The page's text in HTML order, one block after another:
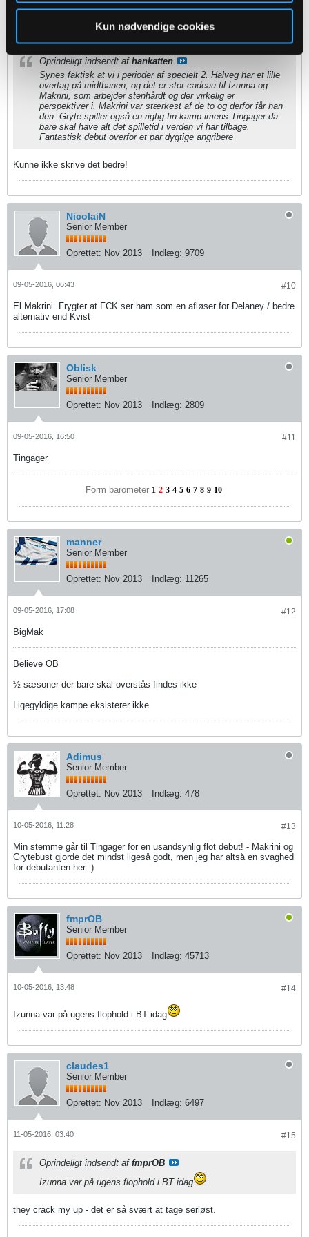
Kun nødvendige cookies
Oprindeligt indsendt af hankatten
Synes faktisk at vi i perioder af specielt 2. Halveg har et lille
overtag på midtbanen, og det er stor cadeau til Izunna og
Makrini, som arbejder stenhårdt og der virkelig er
perspektiver i. Makrini var stærkest af de to og derfor får han
den. Gryte spiller også en rigtig fin kamp imens Tingager da
bare skal have alt det spilletid i verden vi har tilbage.
Fantastisk debut overfor et par dygtige angribere
Kunne ikke skrive det bedre!
NicolaiN
Senior Member
Oprettet: Nov 2013 Indlæg: 9709
#10
09-05-2016, 06:43
El Makrini. Frygter at FCK ser ham som en afløser for Delaney / bedre
alternativ end Kvist
Oblisk
Senior Member
Oprettet: Nov 2013 Indlæg: 2809
#11
09-05-2016, 16:50
Tingager
Form barometer 1-2-3-4-5-6-7-8-9-10
manner
Senior Member
Oprettet: Nov 2013 Indlæg: 11265
#12
09-05-2016, 17:08
BigMak
Believe OB
½ sæsoner der bare skal overstås findes ikke
Ligegyldige kampe eksisterer ikke
Adimus
Senior Member
Oprettet: Nov 2013 Indlæg: 478
#13
10-05-2016, 11:28
Min stemme går til Tingager for en usandsynlig flot debut! - Makrini og
Grytebust gjorde det mindst ligeså godt, men jeg har altså en svaghed
for debutanten her :)
fmprOB
Senior Member
Oprettet: Nov 2013 Indlæg: 45713
#14
10-05-2016, 13:48
Izunna var på ugens flophold i BT idag
claudes1
Senior Member
Oprettet: Nov 2013 Indlæg: 6497
#15
11-05-2016, 03:40
Oprindeligt indsendt af fmprOB
Izunna var på ugens flophold i BT idag
they crack my up - det er så svært at tage seriøst.